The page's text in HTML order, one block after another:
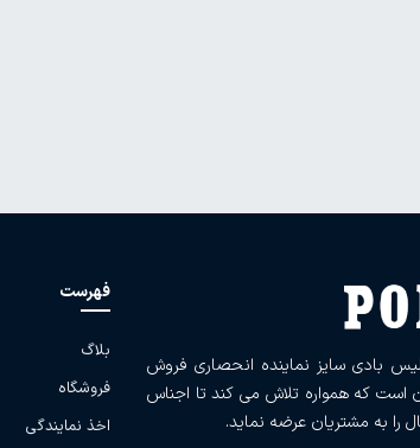
بادی سایز نماینده انحصاری فروش
است که همواره تلاش می کند تا اجناس
را به مشتریان عرضه نماید.
فهرست
بلاگ
فروشگاه
اخذ نمایندگی